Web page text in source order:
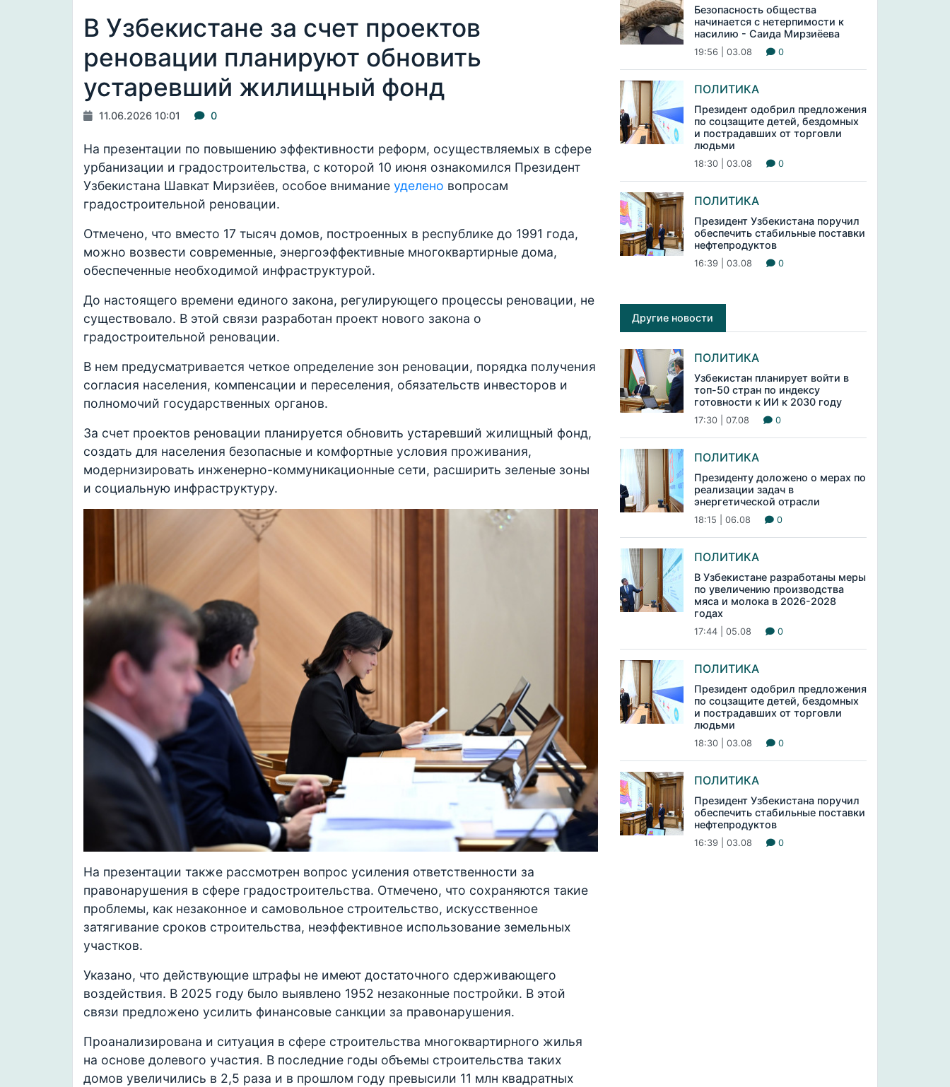
В Узбекистане за счет проектов
реновации планируют обновить
устаревший жилищный фонд
11.06.2026 10:01 0
На презентации по повышению эффективности реформ, осуществляемых в сфере
урбанизации и градостроительства, с которой 10 июня ознакомился Президент
Узбекистана Шавкат Мирзиёев, особое внимание уделено вопросам
градостроительной реновации.
Отмечено, что вместо 17 тысяч домов, построенных в республике до 1991 года,
можно возвести современные, энергоэффективные многоквартирные дома,
обеспеченные необходимой инфраструктурой.
До настоящего времени единого закона, регулирующего процессы реновации, не
существовало. В этой связи разработан проект нового закона о
градостроительной реновации.
В нем предусматривается четкое определение зон реновации, порядка получения
согласия населения, компенсации и переселения, обязательств инвесторов и
полномочий государственных органов.
За счет проектов реновации планируется обновить устаревший жилищный фонд,
создать для населения безопасные и комфортные условия проживания,
модернизировать инженерно-коммуникационные сети, расширить зеленые зоны
и социальную инфраструктуру.
На презентации также рассмотрен вопрос усиления ответственности за
правонарушения в сфере градостроительства. Отмечено, что сохраняются такие
проблемы, как незаконное и самовольное строительство, искусственное
затягивание сроков строительства, неэффективное использование земельных
участков.
Указано, что действующие штрафы не имеют достаточного сдерживающего
воздействия. В 2025 году было выявлено 1952 незаконные постройки. В этой
связи предложено усилить финансовые санкции за правонарушения.
Проанализирована и ситуация в сфере строительства многоквартирного жилья
на основе долевого участия. В последние годы объемы строительства таких
домов увеличились в 2,5 раза и в прошлом году превысили 11 млн квадратных
Безопасность общества
начинается с нетерпимости к
насилию - Саида Мирзиёева
19:56 | 03.08 0
ПОЛИТИКА
Президент одобрил предложения
по соцзащите детей, бездомных
и пострадавших от торговли
людьми
18:30 | 03.08 0
ПОЛИТИКА
Президент Узбекистана поручил
обеспечить стабильные поставки
нефтепродуктов
16:39 | 03.08 0
Другие новости
ПОЛИТИКА
Узбекистан планирует войти в
топ-50 стран по индексу
готовности к ИИ к 2030 году
17:30 | 07.08 0
ПОЛИТИКА
Президенту доложено о мерах по
реализации задач в
энергетической отрасли
18:15 | 06.08 0
ПОЛИТИКА
В Узбекистане разработаны меры
по увеличению производства
мяса и молока в 2026-2028
годах
17:44 | 05.08 0
ПОЛИТИКА
Президент одобрил предложения
по соцзащите детей, бездомных
и пострадавших от торговли
людьми
18:30 | 03.08 0
ПОЛИТИКА
Президент Узбекистана поручил
обеспечить стабильные поставки
нефтепродуктов
16:39 | 03.08 0